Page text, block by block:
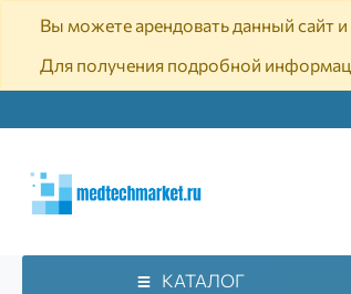
Вы можете арендовать данный сайт
Для получения подробной
КАТАЛОГ